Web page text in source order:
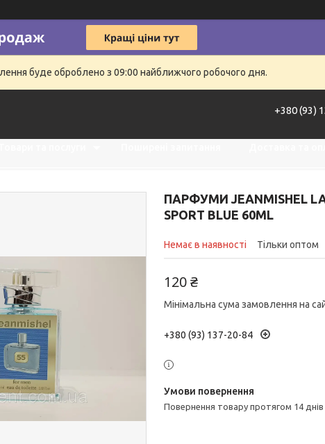
буде оброблено з 09:00 найближчого робочого дня.
+380 (93)
ПАРФУМИ JEANMISHEL
SPORT BLUE 60ML
Немає в наявності Тільки оптом
120 ₴
Мінімальна сума замовлення на
+380 (93) 137-20-84
повернення товару протягом 14 днів